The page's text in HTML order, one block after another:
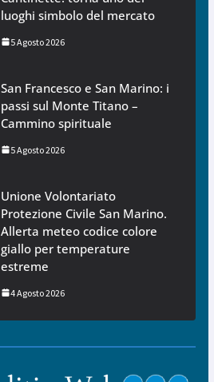
luoghi simbolo del mercato
5 Agosto 2026
San Francesco e San Marino: i
passi sul Monte Titano –
Cammino spirituale
5 Agosto 2026
Unione Volontariato
Protezione Civile San Marino.
Allerta meteo codice colore
giallo per temperature
estreme
4 Agosto 2026